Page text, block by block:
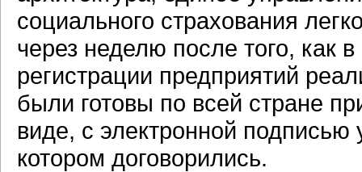
социального страхования
через неделю после того, как
регистрации предприятий
были готовы по всей стране
виде, с электронной
котором договорились.